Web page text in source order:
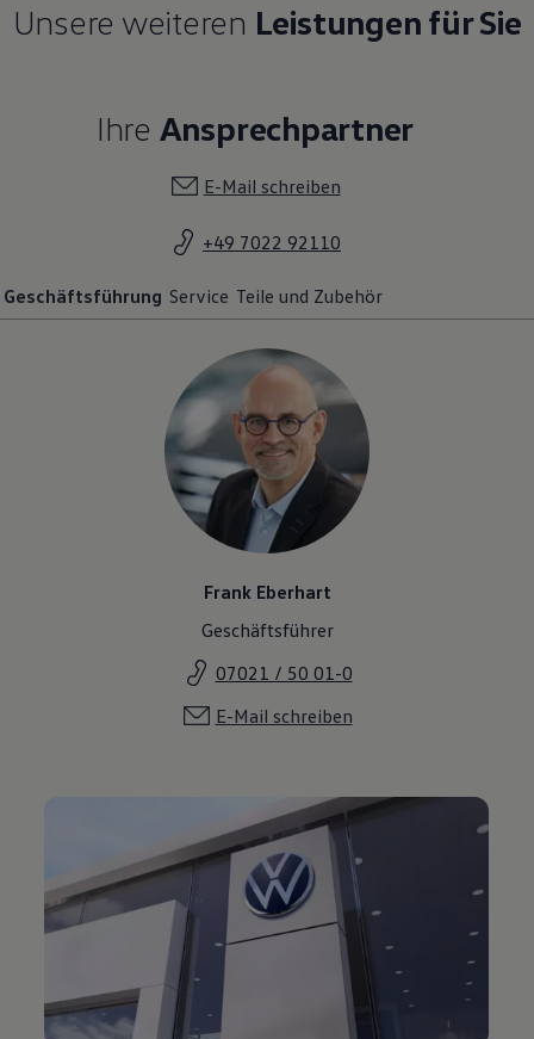
Unsere weiteren Leistungen für Sie
Ihre Ansprechpartner
E-Mail schreiben
+49 7022 92110
Geschäftsführung Service Teile und Zubehör
Frank Eberhart
Geschäftsführer
07021 / 50 01-0
E-Mail schreiben